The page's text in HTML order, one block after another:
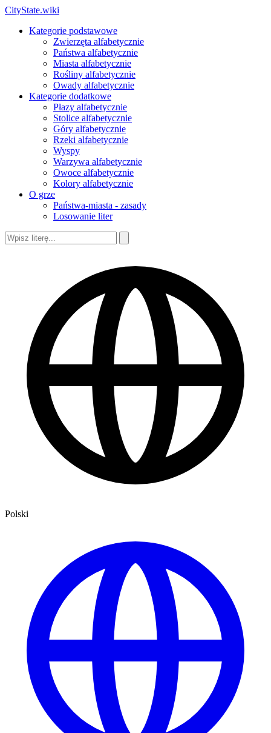
CityState.wiki
Kategorie podstawowe
Zwierzęta alfabetycznie
Państwa alfabetycznie
Miasta alfabetycznie
Rośliny alfabetycznie
Owady alfabetycznie
Kategorie dodatkowe
Płazy alfabetycznie
Stolice alfabetycznie
Góry alfabetycznie
Rzeki alfabetycznie
Wyspy
Warzywa alfabetycznie
Owoce alfabetycznie
Kolory alfabetycznie
O grze
Państwa-miasta - zasady
Losowanie liter
Polski